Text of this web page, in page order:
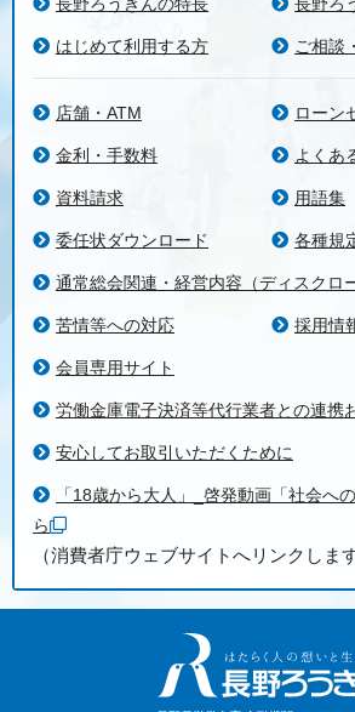
はじめて利用する方 ご相談
店舗・ATM ローン
金利・手数料 よくあ
資料請求 用語集
委任状ダウンロード 各種規
通常総会関連・経営内容（ディスクロ
苦情等への対応 採用情
会員専用サイト
労働金庫電子決済等代行業者との連携
安心してお取引いただくために
「18歳から大人」_啓発動画「社会へ
ら
（消費者庁ウェブサイトへリンクします